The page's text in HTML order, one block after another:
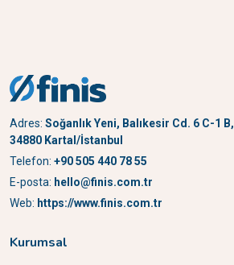
Adres: Soğanlık Yeni, Balıkesir Cd. 6 C-1 B,
34880 Kartal/İstanbul
Telefon: +90 505 440 78 55
E-posta: hello@finis.com.tr
Web: https://www.finis.com.tr
Kurumsal